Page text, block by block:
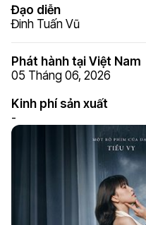
Đạo diễn
Đinh Tuấn Vũ
Phát hành tại Việt Nam
05 Tháng 06, 2026
Kinh phí sản xuất
-